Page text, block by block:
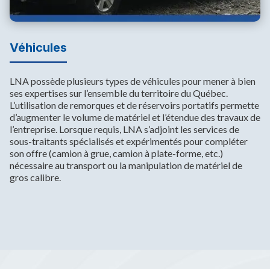
Véhicules
LNA possède plusieurs types de véhicules pour mener à bien
ses expertises sur l’ensemble du territoire du Québec.
L’utilisation de remorques et de réservoirs portatifs permette
d’augmenter le volume de matériel et l’étendue des travaux de
l’entreprise. Lorsque requis, LNA s’adjoint les services de
sous-traitants spécialisés et expérimentés pour compléter
son offre (camion à grue, camion à plate-forme, etc.)
nécessaire au transport ou la manipulation de matériel de
gros calibre.